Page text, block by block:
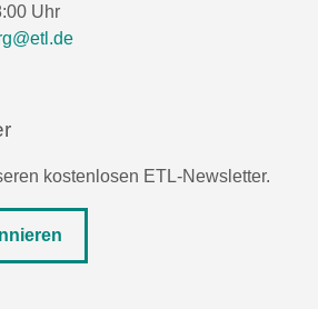
Uhr
kostenlosen ETL-Newsletter.